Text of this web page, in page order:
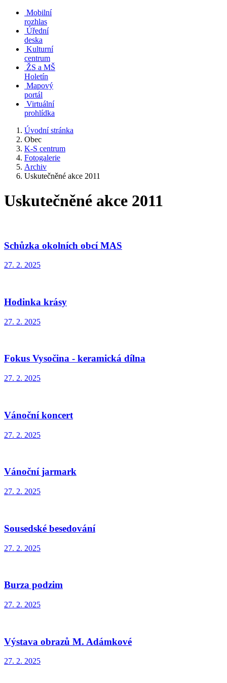
Mobilní
rozhlas
Úřední
deska
Kulturní
centrum
ŽS a MŠ
Holetín
Mapový
portál
Virtuální
prohlídka
Úvodní stránka
Obec
K-S centrum
Fotogalerie
Archiv
Uskutečněné akce 2011
Uskutečněné akce 2011
Schůzka okolních obcí MAS
27. 2. 2025
Hodinka krásy
27. 2. 2025
Fokus Vysočina - keramická dílna
27. 2. 2025
Vánoční koncert
27. 2. 2025
Vánoční jarmark
27. 2. 2025
Sousedské besedování
27. 2. 2025
Burza podzim
27. 2. 2025
Výstava obrazů M. Adámkové
27. 2. 2025